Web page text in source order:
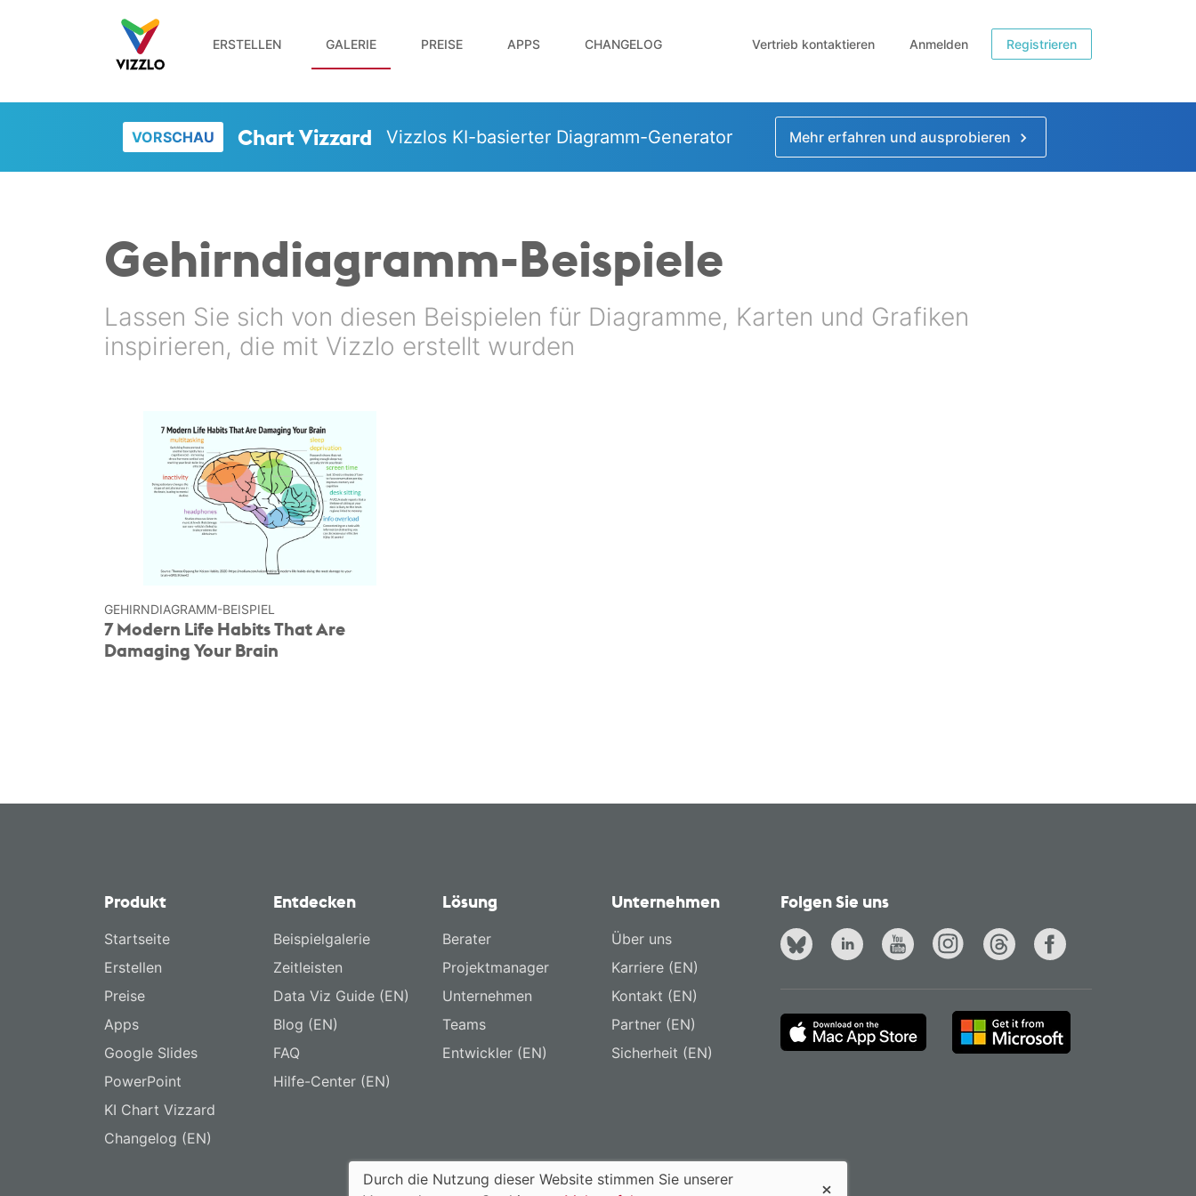
ERSTELLEN GALERIE PREISE APPS CHANGELOG Vertrieb kontaktieren Anmelden Registrieren
VORSCHAU Chart Vizzard Vizzlos KI-basierter Diagramm-Generator Mehr erfahren und ausprobieren
Gehirn­diagramm-Beispiele
Lassen Sie sich von diesen Beispielen für Diagramme, Karten und Grafiken
inspirieren, die mit Vizzlo erstellt wurden
GEHIRN­DIAGRAMM-BEISPIEL
7 Modern Life Habits That Are
Damaging Your Brain
Produkt
Startseite
Erstellen
Preise
Apps
Google Slides
PowerPoint
KI Chart Vizzard
Changelog (EN)
Entdecken
Beispielgalerie
Zeitleisten
Data Viz Guide (EN)
Blog (EN)
FAQ
Hilfe-Center (EN)
Lösung
Berater
Projektmanager
Unternehmen
Teams
Entwickler (EN)
Unternehmen
Über uns
Karriere (EN)
Kontakt (EN)
Partner (EN)
Sicherheit (EN)
Folgen Sie uns
Durch die Nutzung dieser Website stimmen Sie unserer